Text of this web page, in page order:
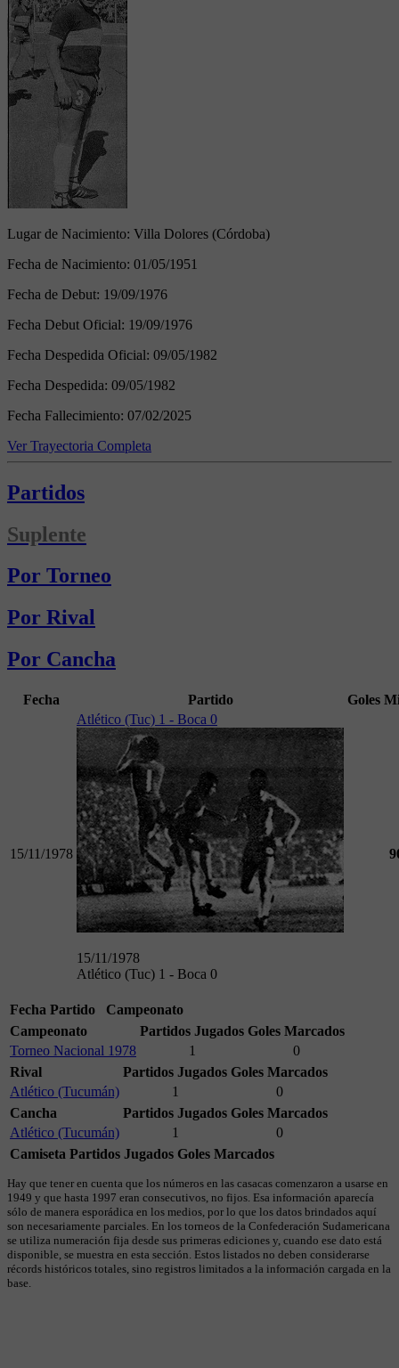
Lugar de Nacimiento: Villa Dolores (Córdoba)
Fecha de Nacimiento: 01/05/1951
Fecha de Debut: 19/09/1976
Fecha Debut Oficial: 19/09/1976
Fecha Despedida Oficial: 09/05/1982
Fecha Despedida: 09/05/1982
Fecha Fallecimiento: 07/02/2025
Ver Trayectoria Completa
Partidos
Suplente
Por Torneo
Por Rival
Por Cancha
Fecha Partido Goles
15/11/1978
Atlético (Tuc) 1 - Boca 0
15/11/1978
Atlético (Tuc) 1 - Boca 0
Fecha Partido
Campeonato
Campeonato
Partidos Jugados Goles Marcados
Torneo Nacional 1978
1
0
Rival
Partidos Jugados Goles Marcados
Atlético (Tucumán)
1
0
Cancha
Partidos Jugados Goles Marcados
Atlético (Tucumán)
1
0
Camiseta Partidos Jugados Goles Marcados
Hay que tener en cuenta que los números en las casacas comenzaron a usarse en
1949 y que hasta 1997 eran consecutivos, no fijos. Esa información aparecía
sólo de manera esporádica en los medios, por lo que los datos brindados aquí
son necesariamente parciales. En los torneos de la Confederación Sudamericana
se utiliza numeración fija desde sus primeras ediciones y, cuando ese dato está
disponible, se muestra en esta sección. Estos listados no deben considerarse
récords históricos totales, sino registros limitados a la información cargada en la
base.